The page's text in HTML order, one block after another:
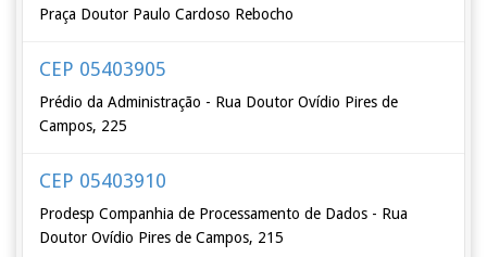
Praça Doutor Paulo Cardoso Rebocho
CEP 05403905
Prédio da Administração - Rua Doutor Ovídio Pires de
Campos, 225
CEP 05403910
Prodesp Companhia de Processamento de Dados - Rua
Doutor Ovídio Pires de Campos, 215